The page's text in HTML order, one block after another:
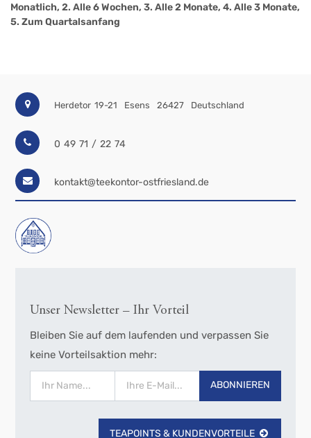
Monatlich, 2. Alle 6 Wochen, 3. Alle 2 Monate, 4. Alle 3 Monate,
5. Zum Quartalsanfang
Herdetor 19-21 Esens 26427 Deutschland
0 49 71 / 22 74
kontakt@teekontor-ostfriesland.de
Unser Newsletter – Ihr Vorteil
Bleiben Sie auf dem laufenden und verpassen Sie
keine Vorteilsaktion mehr:
ABONNIEREN
TEAPOINTS & KUNDENVORTEILE